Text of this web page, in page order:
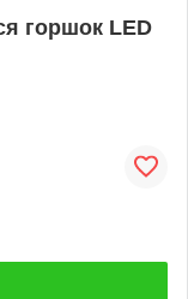
горшок LED